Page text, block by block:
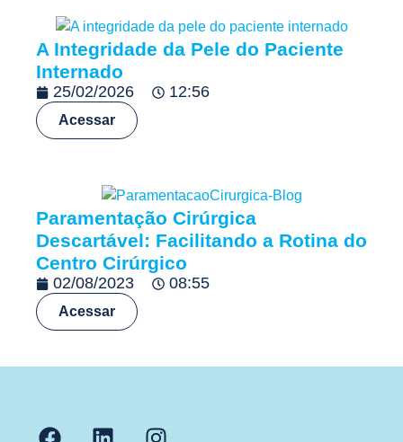
A Integridade da Pele do Paciente
Internado
25/02/2026 12:56
Acessar
Paramentação Cirúrgica
Descartável: Facilitando a Rotina do
Centro Cirúrgico
02/08/2023 08:55
Acessar